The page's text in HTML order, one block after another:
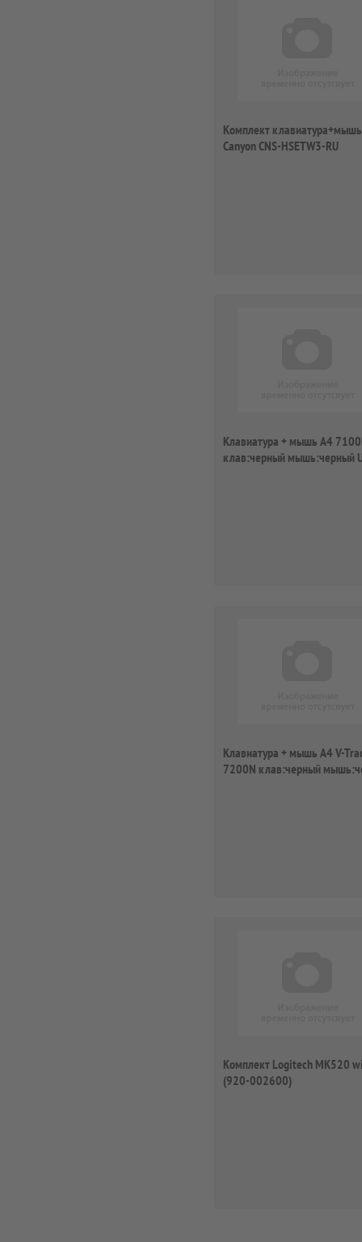
Комплект клавиатура+мышь
Canyon CNS-HSETW3-RU
Клавиатура + мышь A4
клав:черный мышь:черный
Клавиатура + мышь A4 V-
7200N клав:черный
Комплект Logitech MK520
(920-002600)